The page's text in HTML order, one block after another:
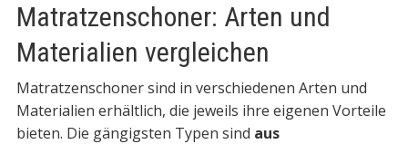
Matratzenschoner: Arten und
Materialien vergleichen
Matratzenschoner sind in verschiedenen Arten und
Materialien erhältlich, die jeweils ihre eigenen Vorteile
bieten. Die gängigsten Typen sind aus